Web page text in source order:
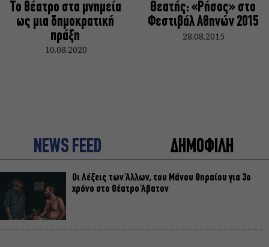
Το θέατρο στα μνημεία
ως μια δημοκρατική
πράξη
10.08.2020
Θεατής: «Ρήσος» στο
Φεστιβάλ Αθηνών 2015
28.08.2015
NEWS FEED ΔΗΜΟΦΙΛΗ
Οι Λέξεις των Άλλων, του Μάνου Θηραίου για 3ο
χρόνο στο Θέατρο Άβατον